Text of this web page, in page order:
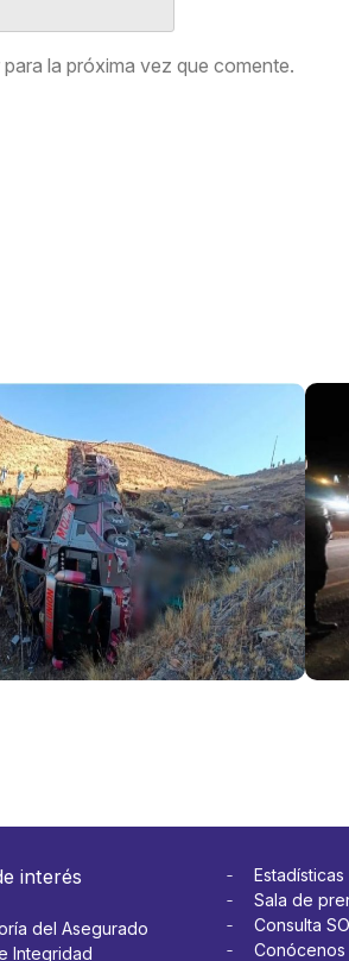
la próxima vez que comente.
bus
Ver
interés
del Asegurado
Integridad
Estadísticas
Sala de
Consulta
Conócenos